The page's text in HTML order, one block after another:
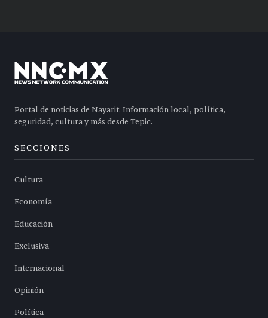
Portal de noticias de Nayarit. Información local, política,
seguridad, cultura y más desde Tepic.
SECCIONES
Cultura
Economía
Educación
Exclusiva
Internacional
Opinión
Política